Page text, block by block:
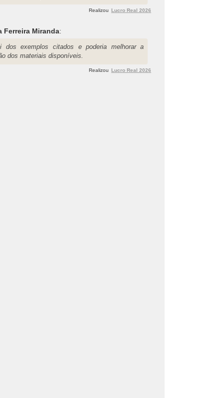
Realizou Lucro Real 2026
Ferreira Miranda:
dos exemplos citados e poderia melhorar a
dos materiais disponíveis.
Realizou Lucro Real 2026